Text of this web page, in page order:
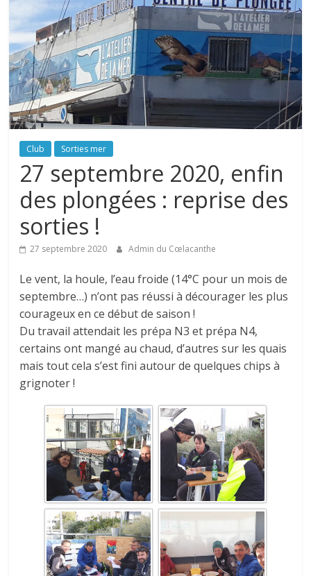
Club Sorties mer
27 septembre 2020, enfin
des plongées : reprise des
sorties !
27 septembre 2020 Admin du Cœlacanthe
Le vent, la houle, l’eau froide (14°C pour un mois de
septembre…) n’ont pas réussi à décourager les plus
courageux en ce début de saison !
Du travail attendait les prépa N3 et prépa N4,
certains ont mangé au chaud, d’autres sur les quais
mais tout cela s’est fini autour de quelques chips à
grignoter !